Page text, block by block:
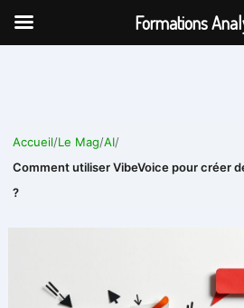
Aller
Accueil/Le Mag/AI/
Comment utiliser VibeVoice pour créer
?
Formations